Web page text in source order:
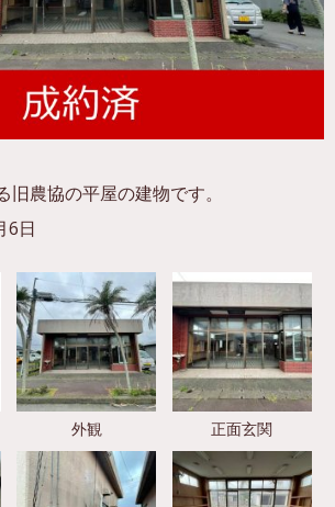
旧農協の平屋の建物です。
6日
外観 正面玄関